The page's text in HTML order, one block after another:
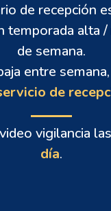
de recepción
temporada alta /
de semana.
entre semana,
de
vigilancia las
día.